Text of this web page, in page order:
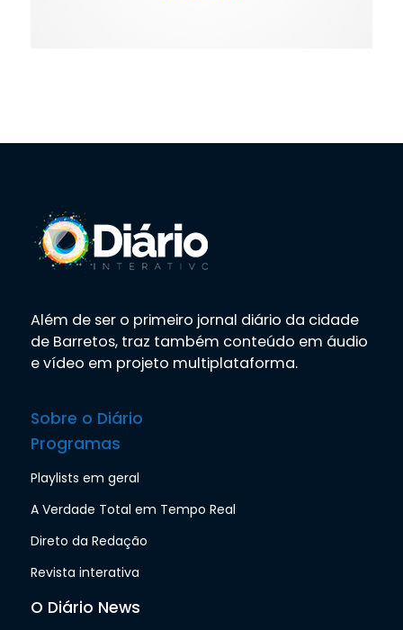
Além de ser o primeiro jornal diário da cidade
de Barretos, traz também conteúdo em áudio
e vídeo em projeto multiplataforma.
Sobre o Diário
Programas
Playlists em geral
A Verdade Total em Tempo Real
Direto da Redação
Revista interativa
O Diário News